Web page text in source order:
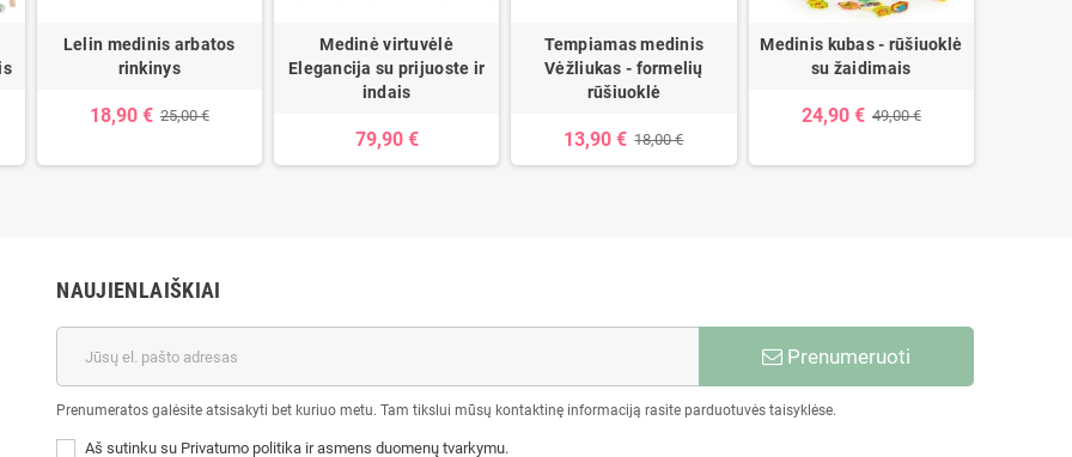
Lelin medinis arbatos
rinkinys
18,90 € 25,00 €
Medinė virtuvėlė
Elegancija su prijuoste ir
indais
79,90 €
Tempiamas medinis
Vėžliukas - formelių
rūšiuoklė
13,90 € 18,00 €
Medinis kubas - rūšiuoklė
su žaidimais
24,90 € 49,00 €
NAUJIENLAIŠKIAI
Prenumeruoti
Prenumeratos galėsite atsisakyti bet kuriuo metu. Tam tikslui mūsų kontaktinę informaciją rasite parduotuvės taisyklėse.
Aš sutinku su Privatumo politika ir asmens duomenų tvarkymu.